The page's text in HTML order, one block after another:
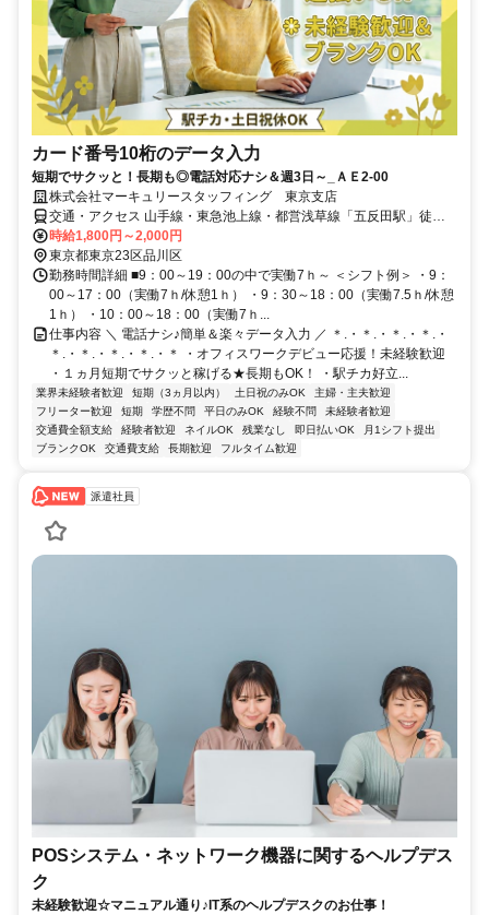
カード番号10桁のデータ入力
短期でサクッと！長期も◎電話対応ナシ＆週3日～_ＡＥ2-00
株式会社マーキュリースタッフィング 東京支店
交通・アクセス 山手線・東急池上線・都営浅草線「五反田駅」徒歩
５分
時給1,800円～2,000円
東京都東京23区品川区
勤務時間詳細 ■9：00～19：00の中で実働7ｈ～ ＜シフト例＞ ・9：
00～17：00（実働7ｈ/休憩1ｈ） ・9：30～18：00（実働7.5ｈ/休憩
1ｈ） ・10：00～18：00（実働7ｈ...
仕事内容 ＼ 電話ナシ♪簡単＆楽々データ入力 ／ ＊.・＊.・＊.・＊.・
＊.・＊.・＊.・＊.・＊ ・オフィスワークデビュー応援！未経験歓迎
・１ヵ月短期でサクッと稼げる★長期もOK！ ・駅チカ好立...
業界未経験者歓迎 短期（3ヵ月以内） 土日祝のみOK
主婦・主夫歓迎
フリーター歓迎
短期 学歴不問 平日のみOK 経験不問
未経験者歓迎
交通費全額支給
経験者歓迎 ネイルOK 残業なし 即日払いOK
月1シフト提出
ブランクOK
交通費支給 長期歓迎 フルタイム歓迎
派遣社員
POSシステム・ネットワーク機器に関するヘルプデス
ク
未経験歓迎☆マニュアル通り♪IT系のヘルプデスクのお仕事！